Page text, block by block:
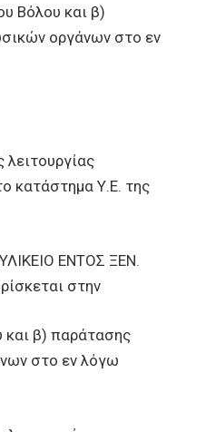
Βόλου και β)
οργάνων στο εν
κατάστημα Υ.Ε. της
ΕΝΤΟΣ ΞΕΝ.
στην
και β) παράτασης
στο εν λόγω